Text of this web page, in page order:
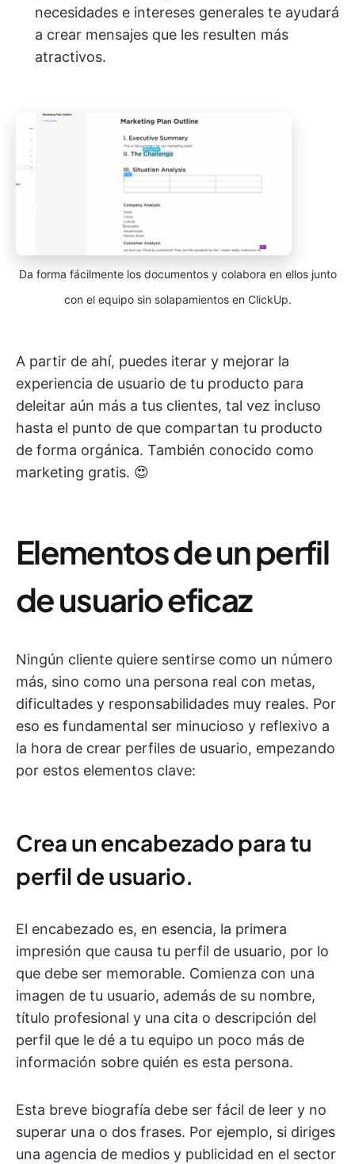
necesidades e intereses generales te ayudará
a crear mensajes que les resulten más
atractivos.
Da forma fácilmente los documentos y colabora en ellos junto
con el equipo sin solapamientos en ClickUp.
A partir de ahí, puedes iterar y mejorar la
experiencia de usuario de tu producto para
deleitar aún más a tus clientes, tal vez incluso
hasta el punto de que compartan tu producto
de forma orgánica. También conocido como
marketing gratis. 😍
Elementos de un perfil
de usuario eficaz
Ningún cliente quiere sentirse como un número
más, sino como una persona real con metas,
dificultades y responsabilidades muy reales. Por
eso es fundamental ser minucioso y reflexivo a
la hora de crear perfiles de usuario, empezando
por estos elementos clave:
Crea un encabezado para tu
perfil de usuario.
El encabezado es, en esencia, la primera
impresión que causa tu perfil de usuario, por lo
que debe ser memorable. Comienza con una
imagen de tu usuario, además de su nombre,
título profesional y una cita o descripción del
perfil que le dé a tu equipo un poco más de
información sobre quién es esta persona.
Esta breve biografía debe ser fácil de leer y no
superar una o dos frases. Por ejemplo, si diriges
una agencia de medios y publicidad en el sector